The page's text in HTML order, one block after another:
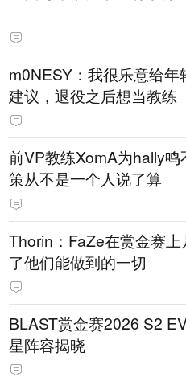
m0NESY：我很乐意给年
建议，退役之后想当教练
前VP教练XomA为hally鸣
策从不是一个人说了算
Thorin：FaZe在赏金赛上
了他们能做到的一切
BLAST赏金赛2026 S2
星阵容揭晓